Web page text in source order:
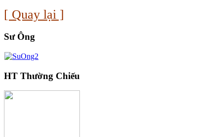
[ Quay lại ]
Sư Ông
HT Thường Chiếu